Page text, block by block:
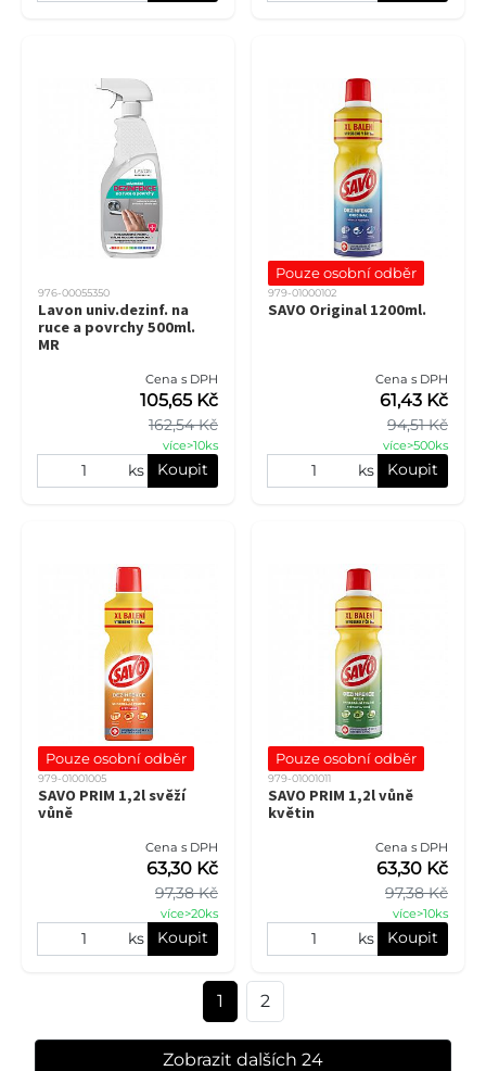
976-00055350
Lavon univ.dezinf. na
ruce a povrchy 500ml.
MR
Cena s DPH
162,54 Kč
105,65 Kč
více>10ks
ks Koupit
Pouze osobní odběr
979-01000102
SAVO Original 1200ml.
Cena s DPH
94,51 Kč
61,43 Kč
více>500ks
ks Koupit
Pouze osobní odběr
979-01001005
SAVO PRIM 1,2l svěží
vůně
Cena s DPH
97,38 Kč
63,30 Kč
více>20ks
ks Koupit
Pouze osobní odběr
979-01001011
SAVO PRIM 1,2l vůně
květin
Cena s DPH
97,38 Kč
63,30 Kč
více>10ks
ks Koupit
1 2
Zobrazit dalších 24